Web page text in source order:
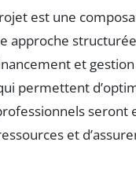
est une
approche
et
permettent
et